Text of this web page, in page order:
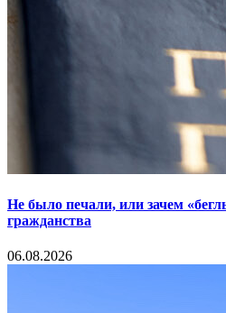
Не было печали, или зачем
гражданства
06.08.2026